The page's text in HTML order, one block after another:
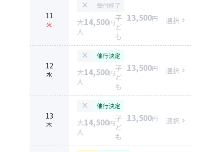
11
火
close 受付終了
大
人
14,500円子
ど
も
13,500円 選択 chevron_right
12
水
close 催行決定
大
人
14,500円子
ど
も
13,500円 選択 chevron_right
13
木
close 催行決定
大
人
14,500円子
ど
も
13,500円 選択 chevron_right